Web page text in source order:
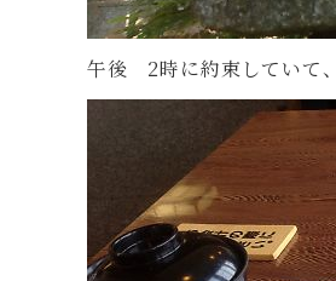
午後 2時に約束していて